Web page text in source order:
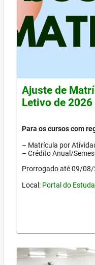
Ajuste de
Letivo de
Para os cursos com
– Matrícula por
– Crédito Anual/
Prorrogado até 09/
Local: Portal do